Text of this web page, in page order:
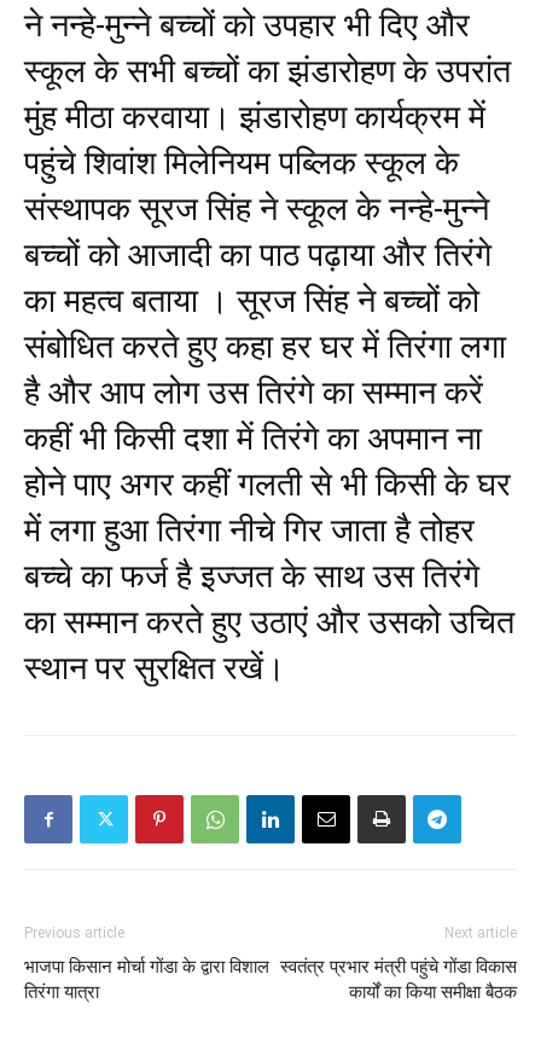
ने नन्हे-मुन्ने बच्चों को उपहार भी दिए और
स्कूल के सभी बच्चों का झंडारोहण के उपरांत
मुंह मीठा करवाया। झंडारोहण कार्यक्रम में
पहुंचे शिवांश मिलेनियम पब्लिक स्कूल के
संस्थापक सूरज सिंह ने स्कूल के नन्हे-मुन्ने
बच्चों को आजादी का पाठ पढ़ाया और तिरंगे
का महत्व बताया । सूरज सिंह ने बच्चों को
संबोधित करते हुए कहा हर घर में तिरंगा लगा
है और आप लोग उस तिरंगे का सम्मान करें
कहीं भी किसी दशा में तिरंगे का अपमान ना
होने पाए अगर कहीं गलती से भी किसी के घर
में लगा हुआ तिरंगा नीचे गिर जाता है तोहर
बच्चे का फर्ज है इज्जत के साथ उस तिरंगे
का सम्मान करते हुए उठाएं और उसको उचित
स्थान पर सुरक्षित रखें।
Previous article
भाजपा किसान मोर्चा गोंडा के द्वारा विशाल
तिरंगा यात्रा
Next article
स्वतंत्र प्रभार मंत्री पहुंचे गोंडा विकास
कार्यों का किया समीक्षा बैठक